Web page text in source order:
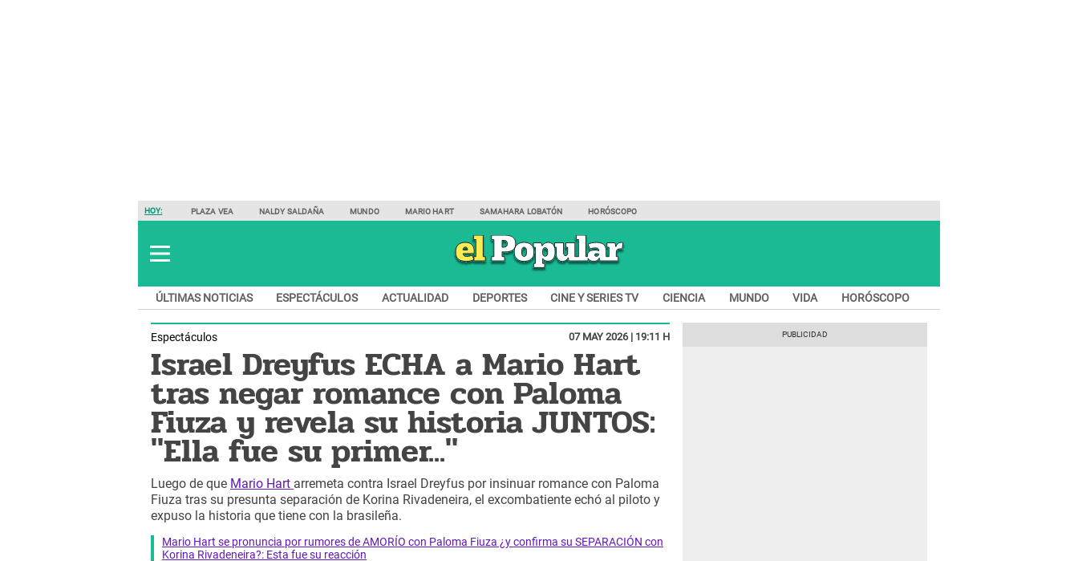
HOY: PLAZA VEA NALDY SALDAÑA MUNDO MARIO HART SAMAHARA LOBATÓN HORÓSCOPO
ÚLTIMAS NOTICIAS ESPECTÁCULOS ACTUALIDAD DEPORTES CINE Y SERIES TV CIENCIA MUNDO VIDA HORÓSCOPO
Espectáculos 07 MAY 2026 | 19:11 H
Israel Dreyfus ECHA a Mario Hart
tras negar romance con Paloma
Fiuza y revela su historia JUNTOS:
"Ella fue su primer..."
Luego de que Mario Hart arremeta contra Israel Dreyfus por insinuar romance con Paloma
Fiuza tras su presunta separación de Korina Rivadeneira, el excombatiente echó al piloto y
expuso la historia que tiene con la brasileña.
Mario Hart se pronuncia por rumores de AMORÍO con Paloma Fiuza ¿y confirma su SEPARACIÓN con
Korina Rivadeneira?: Esta fue su reacción